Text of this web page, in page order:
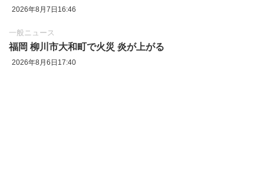
2026年8月7日16:46
一般ニュース
福岡 柳川市大和町で火災 炎が上がる
2026年8月6日17:40